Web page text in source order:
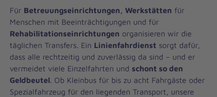
Für Betreuungseinrichtungen, Werkstätten für
Menschen mit Beeinträchtigungen und für
Rehabilitationseinrichtungen organisieren wir die
täglichen Transfers. Ein Linienfahrdienst sorgt dafür,
dass alle rechtzeitig und zuverlässig da sind – und er
vermeidet viele Einzelfahrten und schont so den
Geldbeutel. Ob Kleinbus für bis zu acht Fahrgäste oder
Spezialfahrzeug für den liegenden Transport, unsere